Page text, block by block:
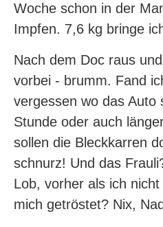
Woche schon in der
Impfen. 7,6 kg bringe
Nach dem Doc raus
vorbei - brumm. Fand
vergessen wo das Auto
Stunde oder auch
sollen die Bleckkarren
schnurz! Und das
Lob, vorher als ich
mich getröstet? Nix,